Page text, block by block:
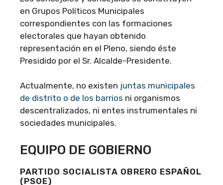
en Grupos Políticos Municipales
correspondientes con las formaciones
electorales que hayan obtenido
representación en el Pleno, siendo éste
Presidido por el Sr. Alcalde-Presidente.
Actualmente, no existen juntas municipales
de distrito o de los barrios ni organismos
descentralizados, ni entes instrumentales ni
sociedades municipales.
EQUIPO DE GOBIERNO
PARTIDO SOCIALISTA OBRERO ESPAÑOL
(PSOE)